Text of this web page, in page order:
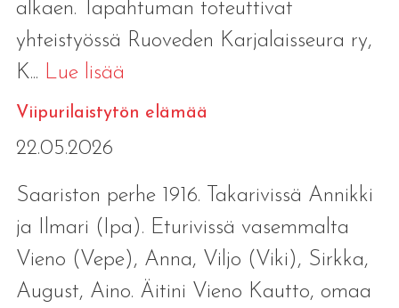
alkaen. Tapahtuman toteuttivat
yhteistyössä Ruoveden Karjalaisseura ry,
K... Lue lisää
Viipurilaistytön elämää
22.05.2026
Saariston perhe 1916. Takarivissä Annikki
ja Ilmari (Ipa). Eturivissä vasemmalta
Vieno (Vepe), Anna, Viljo (Viki), Sirkka,
August, Aino. Äitini Vieno Kautto, omaa